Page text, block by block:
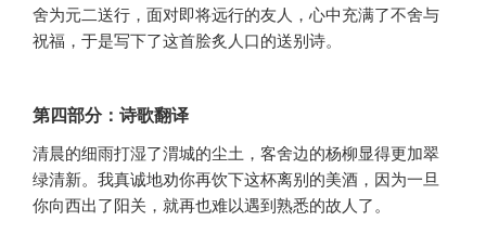
舍为元二送行，面对即将远行的友人，心中充满了不舍与
祝福，于是写下了这首脍炙人口的送别诗。
第四部分：诗歌翻译
清晨的细雨打湿了渭城的尘土，客舍边的杨柳显得更加翠
绿清新。我真诚地劝你再饮下这杯离别的美酒，因为一旦
你向西出了阳关，就再也难以遇到熟悉的故人了。